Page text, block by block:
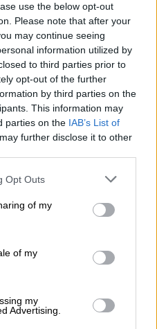
use the below opt-out
Please note that after your
may continue seeing
information utilized by
to third parties prior to
opt-out of the further
by third parties on the
This information may
parties on the IAB’s List of
further disclose it to other
uses one or more Google
behaviour. You may click to
and its third-party tags to
purposes in below Google
Opt Outs
of my
of my
my
Advertising.
στην Τουρκία να
στις ΗΠΑ
της
στον ιδιωτικό
Ο
πότε έγινε η
είπαμε όχι»,
οι προτάσεις
προσπαθούσαν να
επανειλημμένα
400 για την εθνική
σε αυτό.